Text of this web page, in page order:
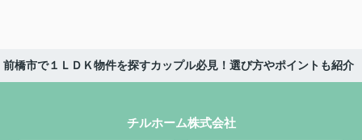
前橋市で１ＬＤＫ物件を探すカップル必見！選び方やポイントも紹介
チルホーム株式会社